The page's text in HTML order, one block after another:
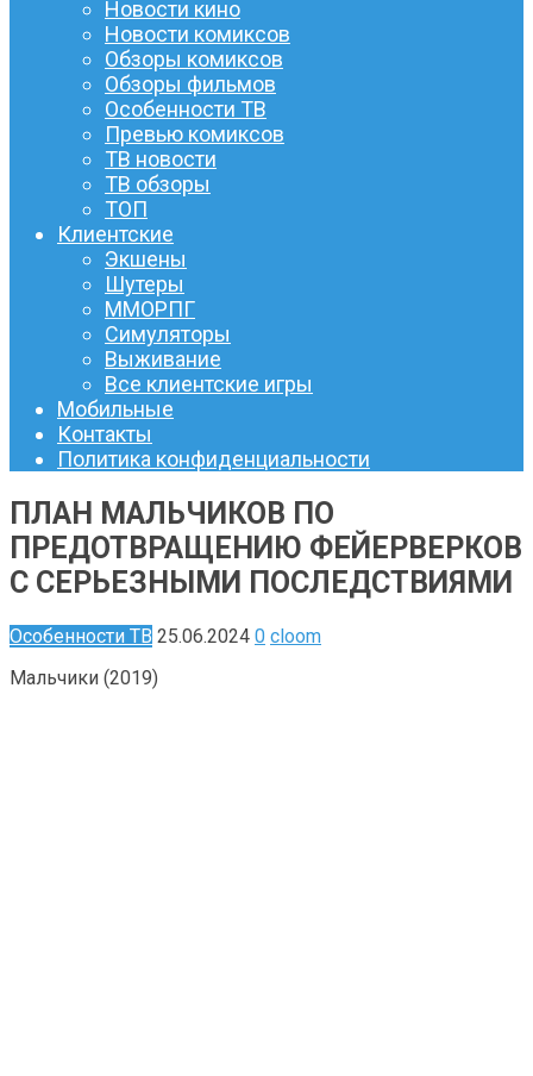
Новости кино
Новости комиксов
Обзоры комиксов
Обзоры фильмов
Особенности ТВ
Превью комиксов
ТВ новости
ТВ обзоры
ТОП
Клиентские
Экшены
Шутеры
ММОРПГ
Симуляторы
Выживание
Все клиентские игры
Мобильные
Контакты
Политика конфиденциальности
ПЛАН МАЛЬЧИКОВ ПО
ПРЕДОТВРАЩЕНИЮ ФЕЙЕРВЕРКОВ
С СЕРЬЕЗНЫМИ ПОСЛЕДСТВИЯМИ
Особенности ТВ 25.06.2024 0 cloom
Мальчики (2019)